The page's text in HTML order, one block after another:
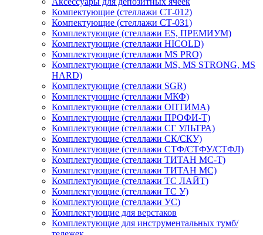
Компектующие (стеллажи СТ-012)
Компектующие (стеллажи СТ-031)
Комплектующие (стеллажи ES, ПРЕМИУМ)
Комплектующие (стеллажи HICOLD)
Комплектующие (стеллажи MS PRO)
Комплектующие (стеллажи MS, MS STRONG, MS
HARD)
Комплектующие (стеллажи SGR)
Комплектующие (стеллажи МКФ)
Комплектующие (стеллажи ОПТИМА)
Комплектующие (стеллажи ПРОФИ-Т)
Комплектующие (стеллажи СГ УЛЬТРА)
Комплектующие (стеллажи СК/СКУ)
Комплектующие (стеллажи СТФ/СТФУ/СТФЛ)
Комплектующие (стеллажи ТИТАН МС-Т)
Комплектующие (стеллажи ТИТАН МС)
Комплектующие (стеллажи ТС ЛАЙТ)
Комплектующие (стеллажи ТС У)
Комплектующие (стеллажи УС)
Комплектующие для верстаков
Комплектующие для инструментальных тумб/